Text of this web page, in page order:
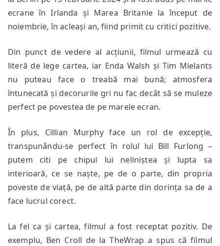
ecrane în Irlanda și Marea Britanie la început de
noiembrie, în acleași an, fiind primit cu critici pozitive.
Din punct de vedere al acțiunii, filmul urmează cu
literă de lege cartea, iar Enda Walsh și Tim Mielants
nu puteau face o treabă mai bună; atmosfera
întunecată și decorurile gri nu fac decât să se muleze
perfect pe povestea de pe marele ecran.
În plus, Cillian Murphy face un rol de excepție,
transpunându-se perfect în rolul lui Bill Furlong –
putem citi pe chipul lui neliniștea și lupta sa
interioară, ce se naște, pe de o parte, din propria
poveste de viață, pe de altă parte din dorința sa de a
face lucrul corect.
La fel ca și cartea, filmul a fost receptat pozitiv. De
exemplu, Ben Croll de la TheWrap a spus că filmul